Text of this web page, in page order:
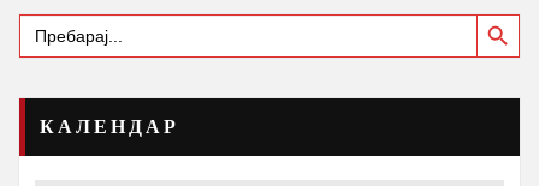
Search
for:
Search Button
КАЛЕНДАР